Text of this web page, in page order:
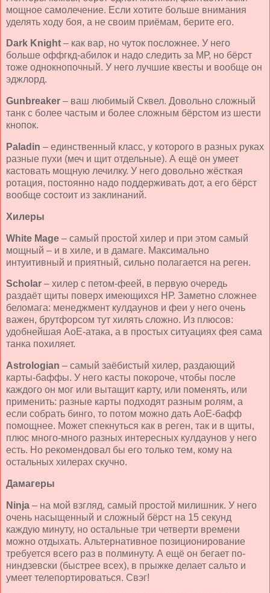
мощное самолечение. Если хотите больше внимания
уделять ходу боя, а не своим приёмам, берите его.
Dark Knight – как вар, но чуток посложнее. У него
больше оффгкд-абилок и надо следить за МР, но бёрст
тоже однокнопочный. У него лучшие квесты и вообще он
эджлорд.
Gunbreaker – ваш любимый Сквел. Довольно сложный
танк с более частым и более сложным бёрстом из шести
кнопок.
Paladin – единственный класс, у которого в разных руках
разные пухи (меч и щит отдельные). А ещё он умеет
кастовать мощную лечилку. У него довольно жёсткая
ротация, постоянно надо поддерживать дот, а его бёрст
вообще состоит из заклинаний.
Хилеры
White Mage – самый простой хилер и при этом самый
мощный – и в хиле, и в дамаге. Максимально
интуитивный и приятный, сильно полагается на реген.
Scholar – хилер с петом-феей, в первую очередь
раздаёт щиты поверх имеющихся НР. Заметно сложнее
беломага: менеджмент кулдаунов и феи у него очень
важен, брутфорсом тут хилять сложно. Из плюсов:
удобнейшая АоЕ-атака, а в простых ситуациях фея сама
танка похиляет.
Astrologian – самый заёбистый хилер, раздающий
карты-баффы. У него касты покороче, чтобы после
каждого он мог или вытащит карту, или поменять, или
применить: разные карты подходят разным ролям, а
если собрать бинго, то потом можно дать АоЕ-бафф
помощнее. Может спекнуться как в реген, так и в щиты,
плюс много-много разных интересных кулдаунов у него
есть. Но рекомендовал бы его только тем, кому на
остальных хилерах скучно.
Дамагеры
Ninja – на мой взгляд, самый простой милишник. У него
очень насыщенный и сложный бёрст на 15 секунд
каждую минуту, но остальные три четверти времени
можно отдыхать. Альтернативное позиционирование
требуется всего раз в полминуту. А ещё он бегает по-
ниндзевски (быстрее всех), в прыжке делает сальто и
умеет телепортироваться. Свэг!